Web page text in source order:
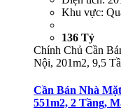
Khu vực:
136 Tỷ
Chính Chủ Cần
Nội, 201m2, 9,5
Cần Bán Nhà
551m2, 2 Tầng,